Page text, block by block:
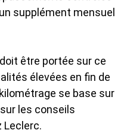
supplément mensuel
être portée sur ce
élevées en fin de
se base sur
les conseils
Leclerc.